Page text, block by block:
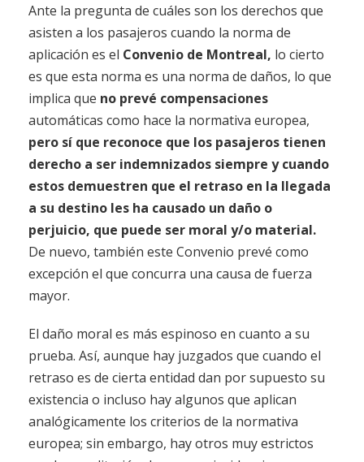
Ante la pregunta de cuáles son los derechos que
asisten a los pasajeros cuando la norma de
aplicación es el Convenio de Montreal, lo cierto
es que esta norma es una norma de daños, lo que
implica que no prevé compensaciones
automáticas como hace la normativa europea,
pero sí que reconoce que los pasajeros tienen
derecho a ser indemnizados siempre y cuando
estos demuestren que el retraso en la llegada
a su destino les ha causado un daño o
perjuicio, que puede ser moral y/o material.
De nuevo, también este Convenio prevé como
excepción el que concurra una causa de fuerza
mayor.
El daño moral es más espinoso en cuanto a su
prueba. Así, aunque hay juzgados que cuando el
retraso es de cierta entidad dan por supuesto su
existencia o incluso hay algunos que aplican
analógicamente los criterios de la normativa
europea; sin embargo, hay otros muy estrictos